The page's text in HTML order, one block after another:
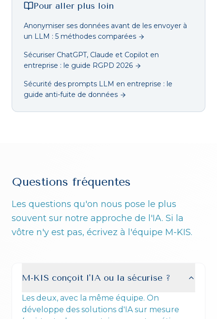
Pour aller plus loin
Anonymiser ses données avant de les envoyer à
un LLM : 5 méthodes comparées
Sécuriser ChatGPT, Claude et Copilot en
entreprise : le guide RGPD 2026
Sécurité des prompts LLM en entreprise : le
guide anti-fuite de données
Questions fréquentes
Les questions qu'on nous pose le plus
souvent sur notre approche de l'IA. Si la
vôtre n'y est pas, écrivez à l'équipe M-KIS.
M-KIS conçoit l'IA ou la sécurise ?
Les deux, avec la même équipe. On
développe des solutions d'IA sur mesure